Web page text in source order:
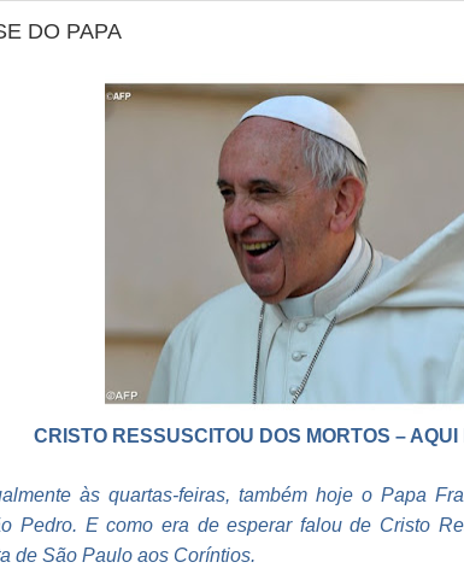
DO PAPA
CRISTO RESSUSCITOU DOS MORTOS –
às quartas-feiras, também hoje o Papa
Pedro. E como era de esperar falou de Cristo
de São Paulo aos Coríntios.